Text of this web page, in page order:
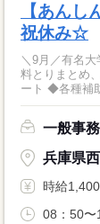
【あん
祝休み☆
＼9月／有名大学
料とりまとめ
ート ◆各種補
一般事
兵庫県
時給
08：50〜